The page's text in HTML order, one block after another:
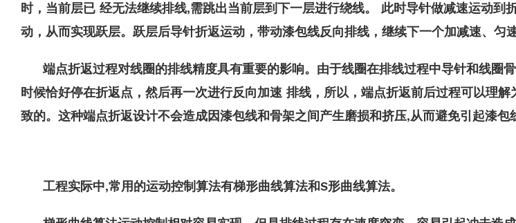
时，当前层已 经无法继续排线,需跳出当前层到下一层进行绕线。 此时导针做减速运动
动，从而实现跃层。跃层后导针折返运动，带动漆包线反向排线，继续下一个加减速、匀
端点折返过程对线圈的排线精度具有重要的影响。由于线圈在排线过程中导针和线圈
时候恰好停在折返点，然后再一次进行反向加速 排线，所以，端点折返前后过程可以理
致的。这种端点折返设计不会造成因漆包线和骨架之间产生磨损和挤压,从而避免引起漆包
工程实际中,常用的运动控制算法有梯形曲线算法和S形曲线算法。